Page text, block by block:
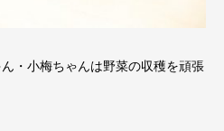
・小梅ちゃんは野菜の収穫を頑張